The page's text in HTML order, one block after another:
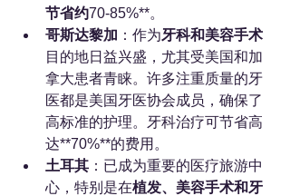
节省约70-85%**。
哥斯达黎加 ：作为牙科和美容手术
目的地日益兴盛，尤其受美国和加
拿大患者青睐。许多注重质量的牙
医都是美国牙医协会成员，确保了
高标准的护理。牙科治疗可节省高
达**70%**的费用。
土耳其 ：已成为重要的医疗旅游中
心，特别是在植发、美容手术和牙